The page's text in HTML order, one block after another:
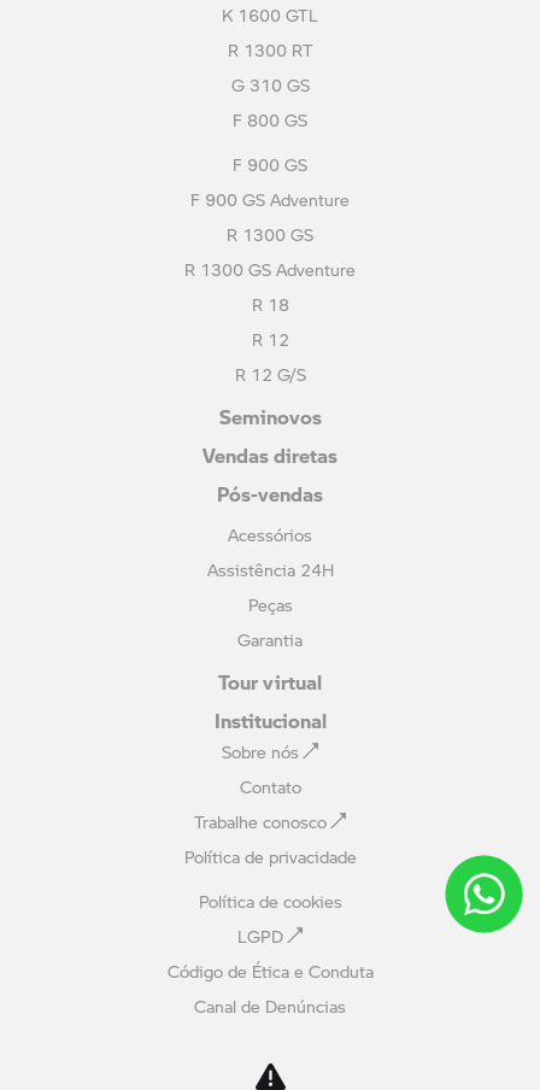
K 1600 GTL
R 1300 RT
G 310 GS
F 800 GS
F 900 GS
F 900 GS Adventure
R 1300 GS
R 1300 GS Adventure
R 18
R 12
R 12 G/S
Seminovos
Vendas diretas
Pós-vendas
Acessórios
Assistência 24H
Peças
Garantia
Tour virtual
Institucional
Sobre nós
Contato
Trabalhe conosco
Política de privacidade
Política de cookies
LGPD
Código de Ética e Conduta
Canal de Denúncias
Comparativo